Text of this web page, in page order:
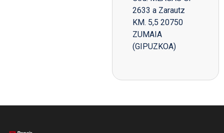
2633 a Zarautz
KM. 5,5 20750
ZUMAIA
(GIPUZKOA)